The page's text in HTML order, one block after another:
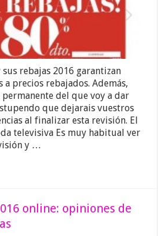
rebajas 2016 garantizan
a precios rebajados. Además,
del que voy a dar
que dejarais vuestros
al finalizar esta revisión. El
televisiva Es muy habitual ver
y …
online: opiniones de